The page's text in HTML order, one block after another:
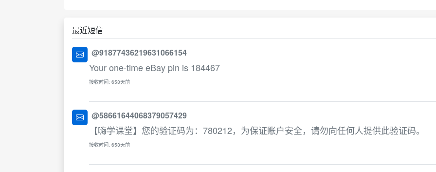
最近短信
@91877436219631066154
Your one-time eBay pin is 184467
接收时间: 653天前
@58661644068379057429
【嗨学课堂】您的验证码为：780212，为保证账户安全，请勿向任何人提供此验证码。
接收时间: 653天前